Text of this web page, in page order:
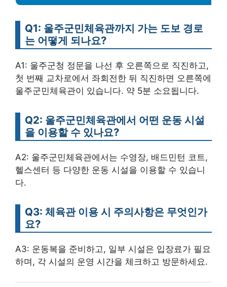
Q1: 울주군민체육관까지 가는 도보 경로
는 어떻게 되나요?
A1: 울주군청 정문을 나선 후 오른쪽으로 직진하고,
첫 번째 교차로에서 좌회전한 뒤 직진하면 오른쪽에
울주군민체육관이 있습니다. 약 5분 소요됩니다.
Q2: 울주군민체육관에서 어떤 운동 시설
을 이용할 수 있나요?
A2: 울주군민체육관에서는 수영장, 배드민턴 코트,
헬스센터 등 다양한 운동 시설을 이용할 수 있습니
다.
Q3: 체육관 이용 시 주의사항은 무엇인가
요?
A3: 운동복을 준비하고, 일부 시설은 입장료가 필요
하며, 각 시설의 운영 시간을 체크하고 방문하세요.